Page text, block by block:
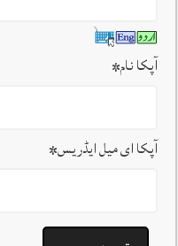
آپکا نام*
آپکا ای میل ایڈریس*